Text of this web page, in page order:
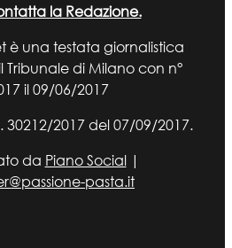
la Redazione.
è una testata giornalistica
Tribunale di Milano con n°
il 09/06/2017
30212/2017 del 07/09/2017.
da Piano Social|
pasta.it